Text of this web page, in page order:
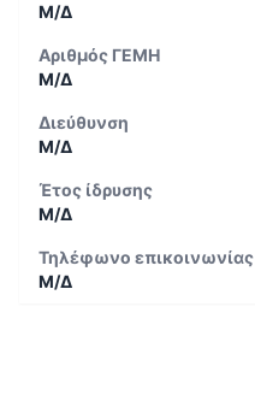
Μ/Δ
Αριθμός ΓΕΜΗ
Μ/Δ
Διεύθυνση
Μ/Δ
Έτος ίδρυσης
Μ/Δ
Τηλέφωνο επικοινωνίας
Μ/Δ